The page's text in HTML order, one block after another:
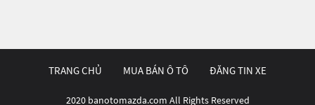
TRANG CHỦ MUA BÁN Ô TÔ ĐĂNG TIN XE
2020 banotomazda.com All Rights Reserved